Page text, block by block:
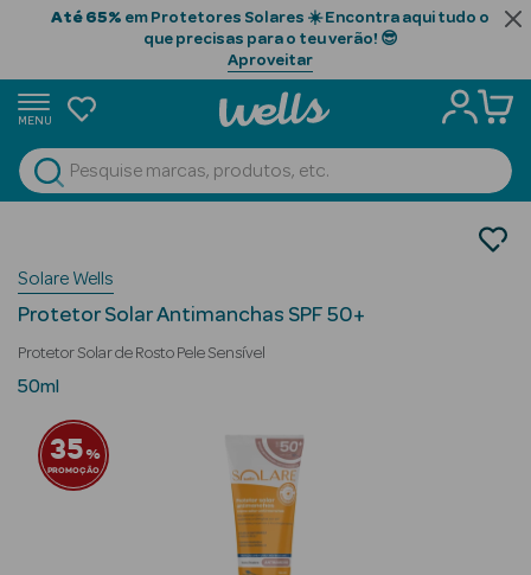
Até 65% em Protetores Solares ☀️ Encontra aqui tudo o
que precisas para o teu verão! 😎
Aproveitar
MENU
Ver Tudo
Beauty Season
Cabelo
Beauty Season
Beauty Season
Cosmética
Protetores Solares de Rosto
Solare Wells
Protetor Solar Antimanchas SPF 50+
Protetor Solar de Rosto Pele Sensível
50ml
35%
PROMOÇÃO